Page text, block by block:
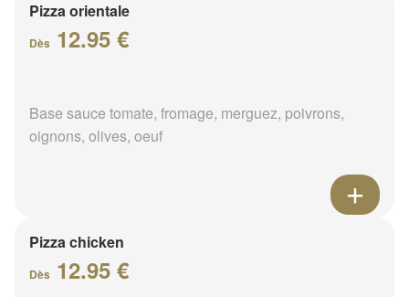
Pizza orientale
Dès 12.95 €
Base sauce tomate, fromage, merguez, poivrons,
oignons, olives, oeuf
Pizza chicken
Dès 12.95 €